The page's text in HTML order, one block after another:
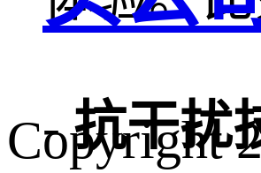
-抗干扰
Copyright